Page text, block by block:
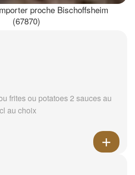
proche Bischoffsheim
(67870)
frites ou potatoes 2 sauces au
au choix